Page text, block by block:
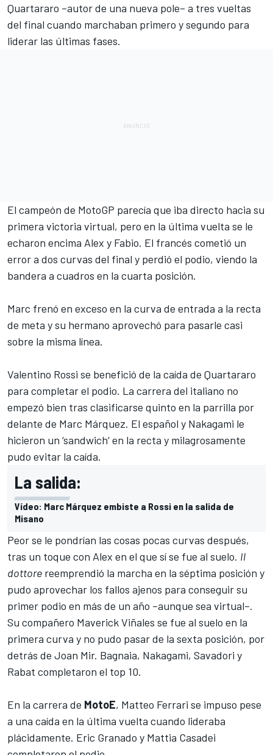
Quartararo –autor de una nueva pole– a tres vueltas
del final cuando marchaban primero y segundo para
liderar las últimas fases.
El campeón de MotoGP parecía que iba directo hacia su
primera victoria virtual, pero en la última vuelta se le
echaron encima Alex y Fabio. El francés cometió un
error a dos curvas del final y perdió el podio, viendo la
bandera a cuadros en la cuarta posición.
Marc frenó en exceso en la curva de entrada a la recta
de meta y su hermano aprovechó para pasarle casi
sobre la misma línea.
Valentino Rossi se benefició de la caída de Quartararo
para completar el podio. La carrera del italiano no
empezó bien tras clasificarse quinto en la parrilla por
delante de Marc Márquez. El español y Nakagami le
hicieron un ‘sandwich’ en la recta y milagrosamente
pudo evitar la caída.
La salida:
Vídeo: Marc Márquez embiste a Rossi en la salida de
Misano
Peor se le pondrían las cosas pocas curvas después,
tras un toque con Alex en el que sí se fue al suelo. Il
dottore reemprendió la marcha en la séptima posición y
pudo aprovechar los fallos ajenos para conseguir su
primer podio en más de un año –aunque sea virtual–.
Su compañero Maverick Viñales se fue al suelo en la
primera curva y no pudo pasar de la sexta posición, por
detrás de Joan Mir. Bagnaia, Nakagami, Savadori y
Rabat completaron el top 10.
En la carrera de MotoE, Matteo Ferrari se impuso pese
a una caída en la última vuelta cuando lideraba
plácidamente. Eric Granado y Mattia Casadei